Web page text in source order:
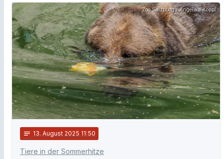
Zoo Salzburg / Angelika Köppl
notes 13. August 2025 11:50
Tiere in der Sommerhitze